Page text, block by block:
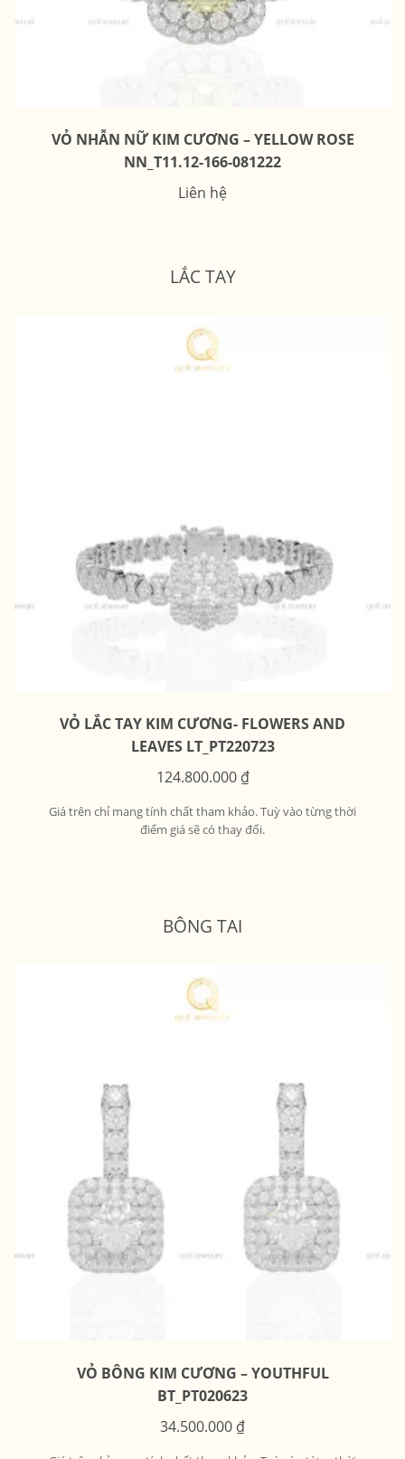
VỎ NHẪN NỮ KIM CƯƠNG – YELLOW ROSE
NN_T11.12-166-081222
Liên hệ
LẮC TAY
VỎ LẮC TAY KIM CƯƠNG- FLOWERS AND
LEAVES LT_PT220723
124.800.000 ₫
Giá trên chỉ mang tính chất tham khảo. Tuỳ vào từng thời
điểm giá sẽ có thay đổi.
BÔNG TAI
VỎ BÔNG KIM CƯƠNG – YOUTHFUL
BT_PT020623
34.500.000 ₫